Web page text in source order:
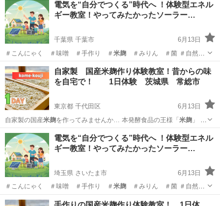
電気を“自分でつくる”時代へ ！体験型エネル
ギー教室！やってみたかったソーラー…
千葉県 千葉市
6月13日
＃こんにゃく ＃味噌 ＃手作り ＃ 米麹＃みりん ＃菌 ＃自然菜
園 ＃藍染…
千葉 千葉市 生活知識 興味
自家製 国産米麹作り体験教室！昔からの味
を自宅で！ 1日体験 茨城県 常総市
東京都 千代田区
6月13日
自家製の国産米麹を作ってみませんか… 本発酵食品の王様「米麹」 る
んです。米麹は３０〜３８度の温… その古米の使い道が米麹になって
いたんです… 今のレシピは新米で米麹を作る前提で書かれ… ていま
す。 また米...
東京 千代田区 日本文化 米麹
電気を“自分でつくる”時代へ ！体験型エネル
ギー教室！やってみたかったソーラー…
埼玉県 さいたま市
6月13日
＃こんにゃく ＃味噌 ＃手作り ＃ 米麹＃みりん ＃菌 ＃自然菜
園 ＃藍染…
埼玉 さいたま市 生活知識 興味